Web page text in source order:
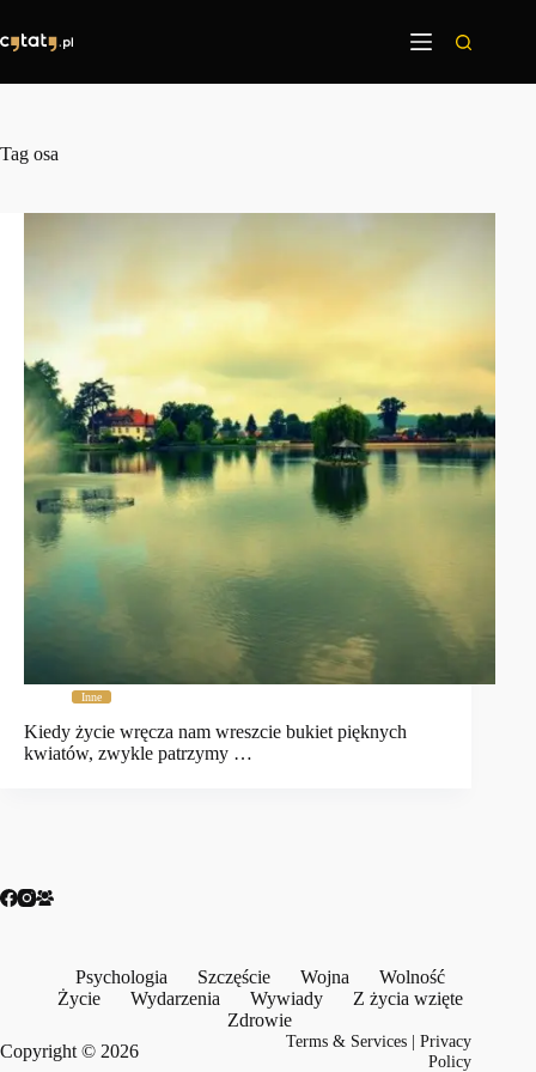
treści
Tag osa
Inne
Kiedy życie wręcza nam wreszcie bukiet pięknych
kwiatów, zwykle patrzymy …
Psychologia Szczęście Wojna
Wolność
Życie
Wydarzenia Wywiady
Z życia wzięte
Zdrowie
Copyright © 2026
Terms & Services |Privacy
Policy